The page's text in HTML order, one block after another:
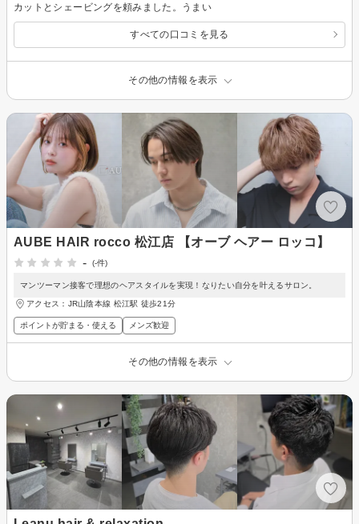
カットとシェービングを頼みました。うまい
すべての口コミを見る
その他の情報を表示
AUBE HAIR rocco 松江店 【オーブ ヘアー ロッコ】
-
(-件)
マンツーマン接客で理想のヘアスタイルを実現！なりたい自分を叶えるサロン。
アクセス：JR山陰本線 松江駅 徒歩21分
ポイントが貯まる・使える メンズ歓迎
その他の情報を表示